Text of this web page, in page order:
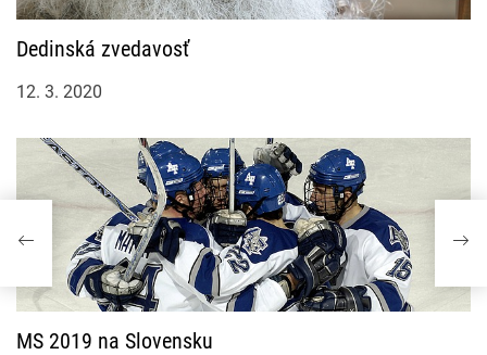
Dedinská zvedavosť
12. 3. 2020
MS 2019 na Slovensku